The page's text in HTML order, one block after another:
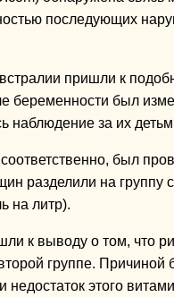
последующих
пришли к
был
наблюдение за их
был
разделили на
на литр).
к выводу о том, что
группе. Причиной
этого